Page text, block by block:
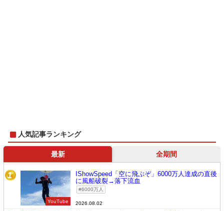
人気記事ランキング
最新 全期間
1
YouTube
IShowSpeed「空に飛ぶぞ」6000万人達成の直後
に風船破裂→落下流血
6000万人
2026.08.02